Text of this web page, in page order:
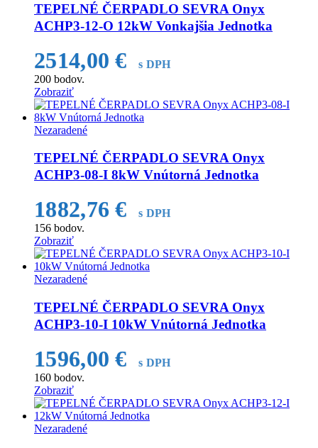
TEPELNÉ ČERPADLO SEVRA Onyx
ACHP3-12-O 12kW Vonkajšia Jednotka
2514,00€
s DPH
200 bodov.
Zobraziť
Nezaradené
TEPELNÉ ČERPADLO SEVRA Onyx
ACHP3-08-I 8kW Vnútorná Jednotka
1882,76€
s DPH
156 bodov.
Zobraziť
Nezaradené
TEPELNÉ ČERPADLO SEVRA Onyx
ACHP3-10-I 10kW Vnútorná Jednotka
1596,00€
s DPH
160 bodov.
Zobraziť
Nezaradené